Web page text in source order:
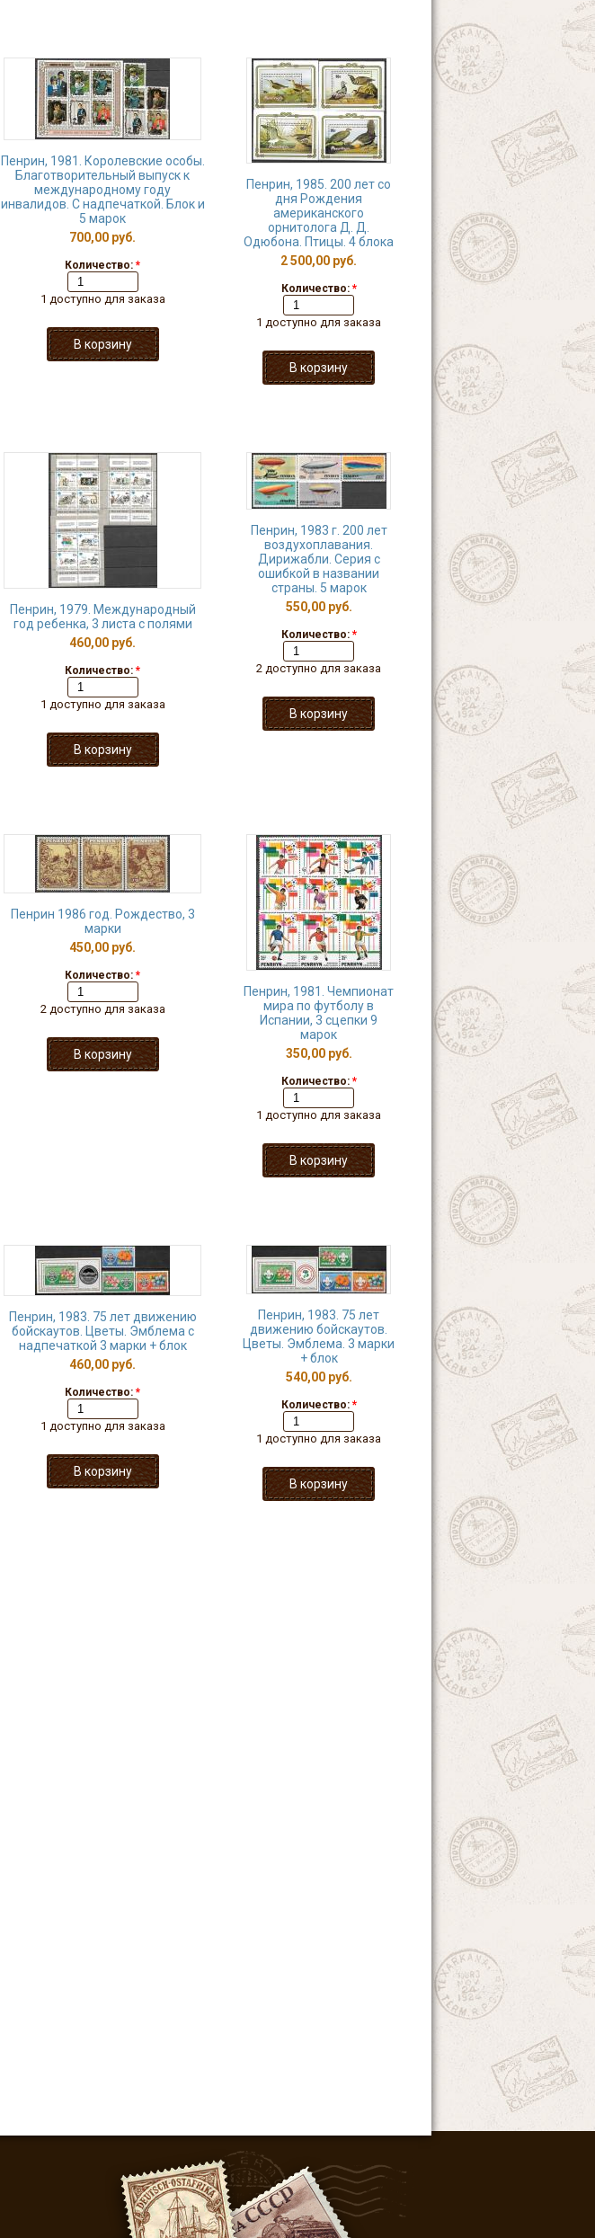
Пенрин, 1981. Королевские особы.
Благотворительный выпуск к
международному году
инвалидов. С надпечаткой. Блок и
5 марок
700,00 руб.
Количество: *
1 доступно для заказа
Пенрин, 1985. 200 лет со
дня Рождения
американского
орнитолога Д. Д.
Одюбона. Птицы. 4 блока
2 500,00 руб.
Количество: *
1 доступно для заказа
Пенрин, 1979. Международный
год ребенка, 3 листа с полями
460,00 руб.
Количество: *
1 доступно для заказа
Пенрин, 1983 г. 200 лет
воздухоплавания.
Дирижабли. Серия с
ошибкой в названии
страны. 5 марок
550,00 руб.
Количество: *
2 доступно для заказа
Пенрин 1986 год. Рождество, 3
марки
450,00 руб.
Количество: *
2 доступно для заказа
Пенрин, 1981. Чемпионат
мира по футболу в
Испании, 3 сцепки 9
марок
350,00 руб.
Количество: *
1 доступно для заказа
Пенрин, 1983. 75 лет движению
бойскаутов. Цветы. Эмблема с
надпечаткой 3 марки + блок
460,00 руб.
Количество: *
1 доступно для заказа
Пенрин, 1983. 75 лет
движению бойскаутов.
Цветы. Эмблема. 3 марки
+ блок
540,00 руб.
Количество: *
1 доступно для заказа